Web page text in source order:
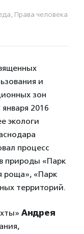
, Права человека
и
зон
2016
экологи
процесс
природы «Парк
роща», «Парк
территорий.
Андрея